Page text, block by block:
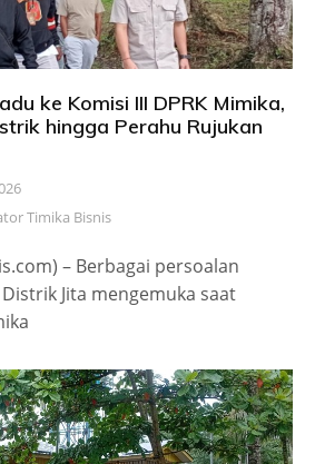
ke Komisi III DPRK Mimika,
hingga Perahu Rujukan
Timika Bisnis
– Berbagai persoalan
Jita mengemuka saat